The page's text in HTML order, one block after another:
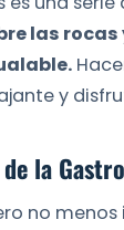
las rocas
y
la
no